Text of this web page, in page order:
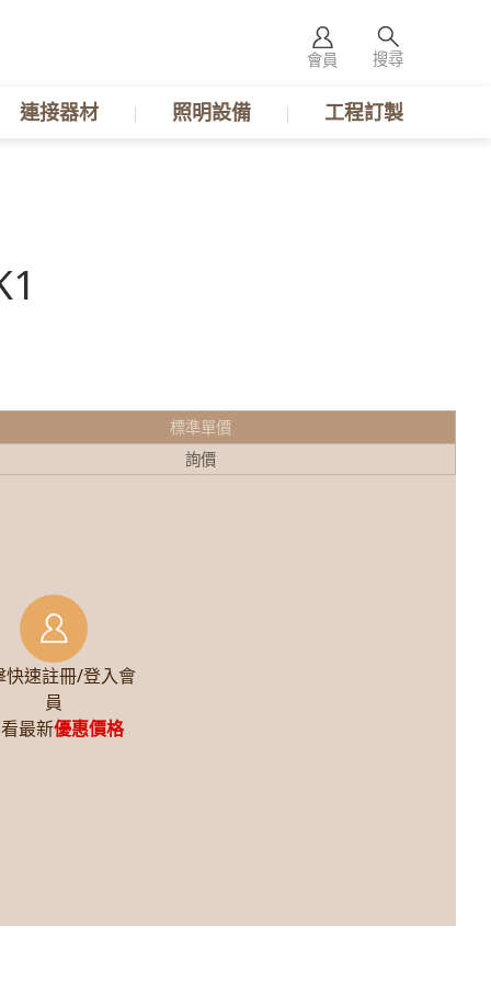
會員 搜尋
連接器材 照明設備 工程訂製
快速註冊/登入會
員
最新優惠價格
標準單價
詢價